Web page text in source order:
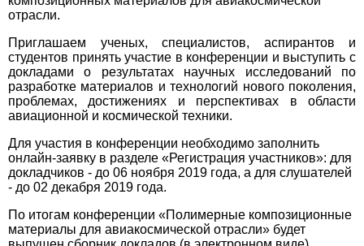
отрасли.
Приглашаем ученых, специалистов, аспирантов и
студентов принять участие в конференции и выступить с
докладами о результатах научных исследований по
разработке материалов и технологий нового поколения,
проблемах, достижениях и перспективах в области
авиационной и космической техники.
Для участия в конференции необходимо заполнить
онлайн-заявку в разделе «Регистрация участников»: для
докладчиков - до 06 ноября 2019 года, а для слушателей
- до 02 декабря 2019 года.
По итогам конференции «Полимерные композиционные
материалы для авиакосмической отрасли» будет